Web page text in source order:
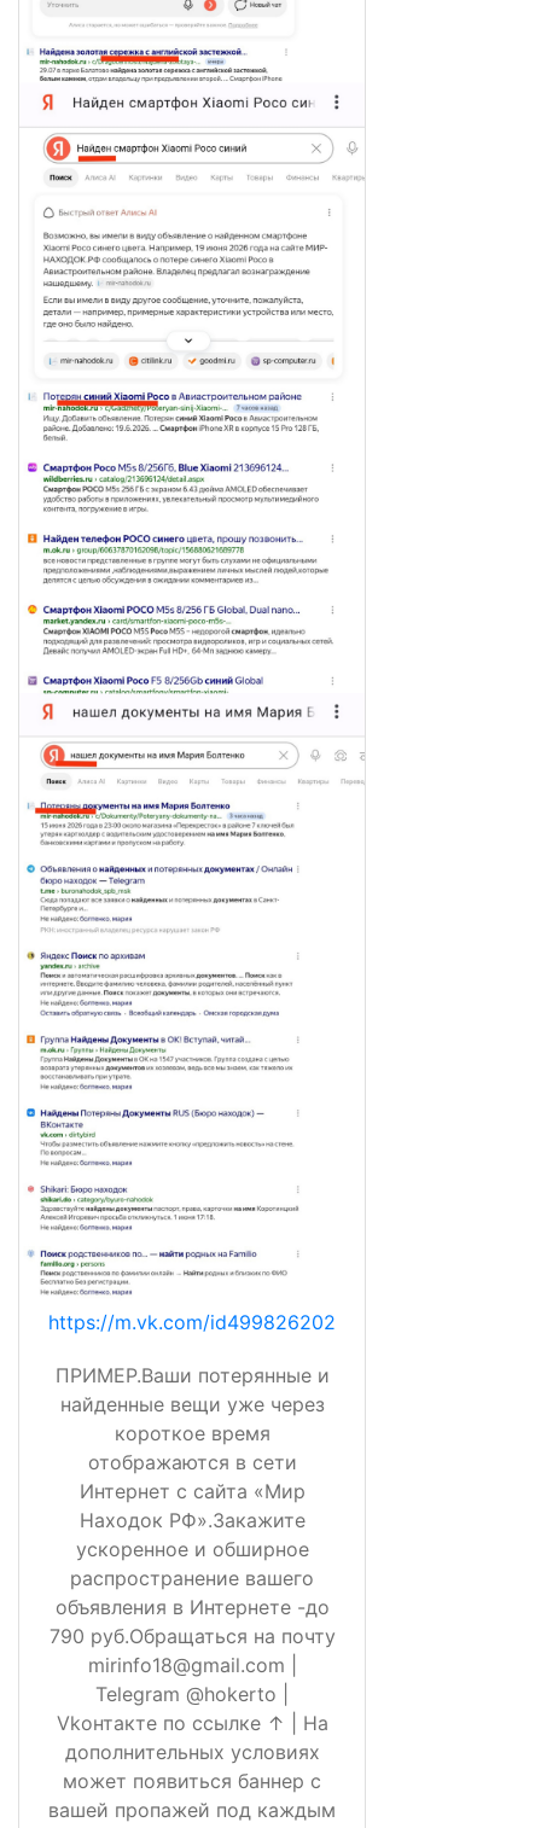
https://m.vk.com/id499826202
ПРИМЕР.Ваши потерянные и
найденные вещи уже через
короткое время
отображаются в сети
Интернет с сайта «Мир
Находок РФ».Закажите
ускоренное и обширное
распространение вашего
объявления в Интернете -до
790 руб.Обращаться на почту
mirinfo18@gmail.com |
Telegram @hokerto |
Vkонтакте по ссылке ↑ | На
дополнительных условиях
может появиться баннер с
вашей пропажей под каждым